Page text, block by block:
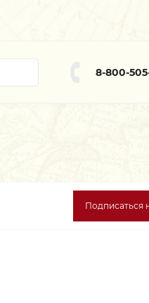
8-800-
Подписаться